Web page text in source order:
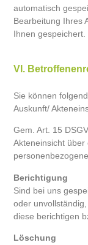
automatisch
Bearbeitung Ihres
Ihnen gespeichert.
VI.
Sie können
Auskunft/
Gem. Art. 15
Akteneinsicht
Berichtigung
Sind bei uns
oder
diese berichtigen
Löschung